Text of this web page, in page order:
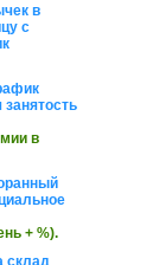
в
с
в
+ %).
склад